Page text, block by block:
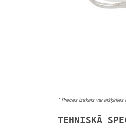
* Preces izskats var
TEHNISKĀ